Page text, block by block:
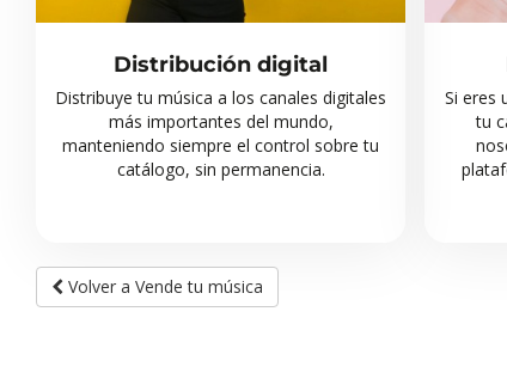
Distribución digital
Distribuye tu música a los canales digitales
más importantes del mundo,
manteniendo siempre el control sobre tu
catálogo, sin permanencia.
Si eres
tu
Volver a Vende tu música